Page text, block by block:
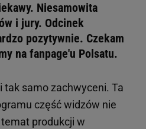
Niesamowita
i jury. Odcinek
pozytywnie. Czekam
na fanpage'u Polsatu.
samo zachwyceni. Ta
część widzów nie
produkcji w